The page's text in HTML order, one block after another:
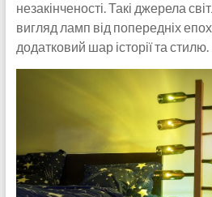
незакінченості. Такі джерела
вигляд ламп від попередніх
додатковий шар історії та стилю.